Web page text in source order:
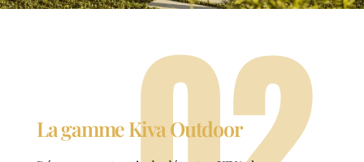
La gamme Kiva Outdoor